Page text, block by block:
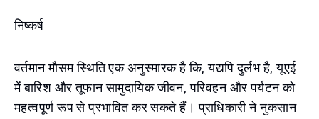
निष्कर्ष
वर्तमान मौसम स्थिति एक अनुस्मारक है कि, यद्यपि दुर्लभ है, यूएई
में बारिश और तूफान सामुदायिक जीवन, परिवहन और पर्यटन को
महत्वपूर्ण रूप से प्रभावित कर सकते हैं। प्राधिकारी ने नुकसान